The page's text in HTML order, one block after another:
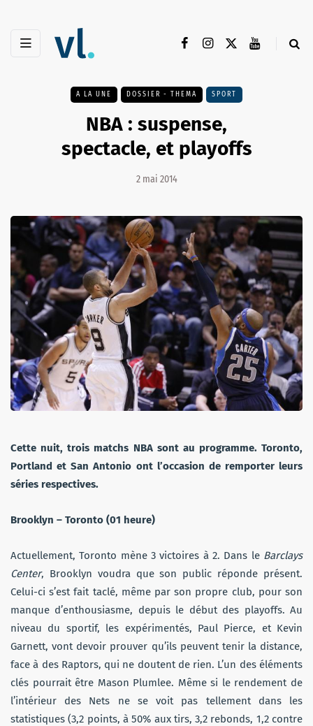
A LA UNE DOSSIER - THEMA SPORT
NBA : suspense,
spectacle, et playoffs
2 mai 2014
Cette nuit, trois matchs NBA sont au programme. Toronto,
Portland et San Antonio ont l’occasion de remporter leurs
séries respectives.
Brooklyn – Toronto (01 heure)
Actuellement, Toronto mène 3 victoires à 2. Dans le Barclays
Center, Brooklyn voudra que son public réponde présent.
Celui-ci s’est fait taclé, même par son propre club, pour son
manque d’enthousiasme, depuis le début des playoffs. Au
niveau du sportif, les expérimentés, Paul Pierce, et Kevin
Garnett, vont devoir prouver qu’ils peuvent tenir la distance,
face à des Raptors, qui ne doutent de rien. L’un des éléments
clés pourrait être Mason Plumlee. Même si le rendement de
l’intérieur des Nets ne se voit pas tellement dans les
statistiques (3,2 points, à 50% aux tirs, 3,2 rebonds, 1,2 contre